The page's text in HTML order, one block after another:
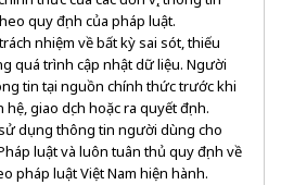
quy định của pháp luật.
nhiệm về bất kỳ sai sót, thiếu
quá trình cập nhật dữ liệu. Người
tin tại nguồn chính thức trước khi
giao dịch hoặc ra quyết định.
dụng thông tin người dùng cho
luật và luôn tuân thủ quy định về
pháp luật Việt Nam hiện hành.